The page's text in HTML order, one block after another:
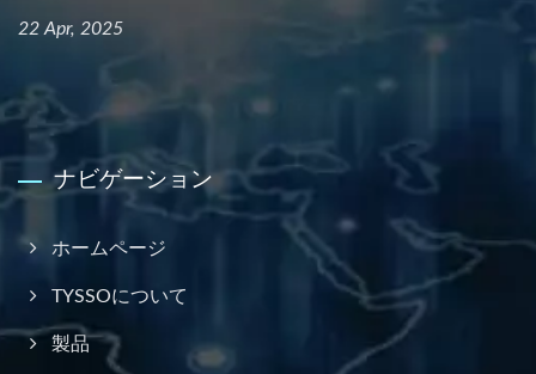
22 Apr, 2025
ナビゲーション
ホームページ
TYSSOについて
製品